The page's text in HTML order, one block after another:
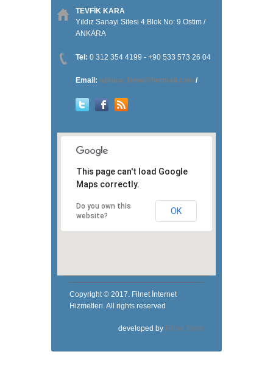
TEVFİK KARA
Yıldız Sanayi Sitesi 4.Blok No: 9 Ostim /
ANKARA
Tel: 0 312 354 4199 - +90 533 573 26 04
Email: ozkara_bmw@hotmail.com /
This page can't load Google
Maps correctly.
Do you own this
website?
OK
Copyright © 2017. Filnet İnternet
Hizmetleri. All rights reserved
developed by Filnet Team